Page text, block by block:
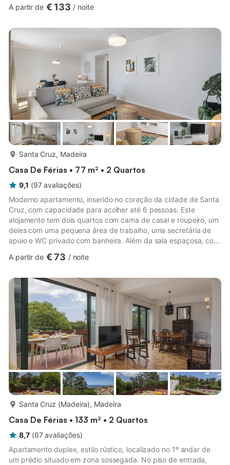
dois com camas de casal e um com duas camas de solteiro,
villa encontra-se uma acolhedora sala de estar, perfeita para
relaxar após um dia de descobertas. A cozinha totalmente...
A partir de € 133 / noite
Santa Cruz, Madeira
Casa De Férias • 77 m² • 2 Quartos
9,1 (97 avaliações)
Moderno apartamento, inserido no coração da cidade de Santa
Cruz, com capacidade para acolher até 6 pessoas. Este
alojamento tem dois quartos com cama de casal e roupeiro, um
deles com uma pequena área de trabalho, uma secretária de
apoio e WC privado com banheira. Além da sala espaçosa, com
refeições, esta simpática propriedade tem ainda um WC
uma cozinha totalmente equipada, com acesso a um pequeno
pátio exterior, onde pode aproveitar para tomar um café e
relaxar ao sabor dos prime...
A partir de € 73 / noite
Santa Cruz (Madeira), Madeira
Casa De Férias • 133 m² • 2 Quartos
8,7 (67 avaliações)
Apartamento duplex, estilo rústico, localizado no 1º andar de
um prédio situado em zona sossegada. No piso de entrada,